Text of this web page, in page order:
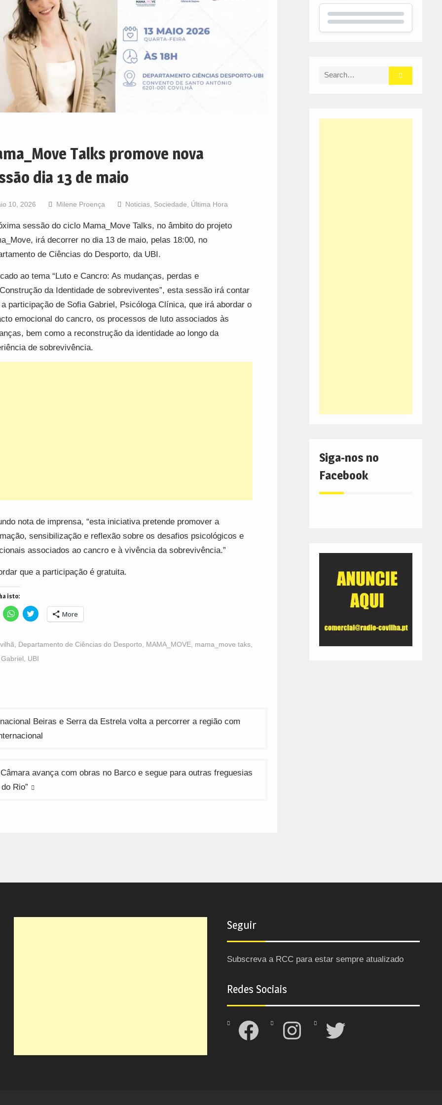
Talks promove nova
dia 13 de maio
10, 2026 Milene Proença Noticias, Sociedade Última Hora
sessão do ciclo Mama_Move Talks, no âmbito do projeto
irá decorrer no dia 13 de maio, pelas 18:00, no
de Ciências do Desporto, da UBI.
ao tema “Luto e Cancro: As mudanças, perdas e
da Identidade de sobreviventes”, esta sessão irá contar
participação de Sofia Gabriel, Psicóloga Clínica, que irá abordar o
emocional do cancro, os processos de luto associados às
bem como a reconstrução da identidade ao longo da
de sobrevivência.
nota de imprensa, “esta iniciativa pretende promover a
sensibilização e reflexão sobre os desafios psicológicos e
associados ao cancro e à vivência da sobrevivência.”
que a participação é gratuita.
isto:
Click
to
(Opens
in
new
window)
Click
to
share
(Opens
new
window)
More
Departamento de Ciências do Desporto MAMA_MOVE, mama_move taks,
UBI
Beiras e Serra da Estrela volta a percorrer a região com
avança com obras no Barco e segue para outras freguesias
Rio”
Search
Siga-nos no
Facebook
Seguir
Subscreva a RCC para estar sempre atualizado
Redes Sociais
Facebook Instagram Twitter